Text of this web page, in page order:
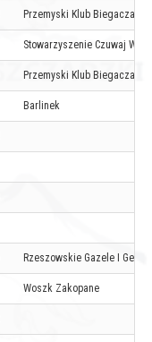
Przemyski Klub Biegacza
Stowarzyszenie Czuwaj
Przemyski Klub Biegacza
Barlinek
Rzeszowskie Gazele I
Woszk Zakopane